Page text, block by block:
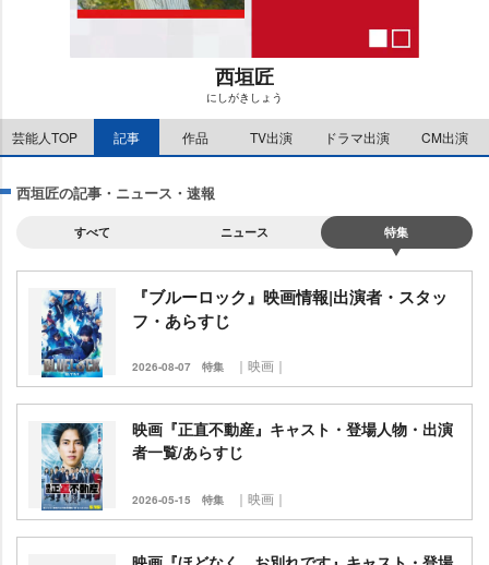
M
u
t
西垣匠
にしがきしょう
芸能人TOP 記事 作品 TV出演 ドラマ出演 CM出演
西垣匠の記事・ニュース・速報
すべて ニュース 特集
『ブルーロック』映画情報|出演者・スタッ
フ・あらすじ
2026-08-07 特集 ｜映画｜
映画『正直不動産』キャスト・登場人物・出演
者一覧/あらすじ
2026-05-15 特集 ｜映画｜